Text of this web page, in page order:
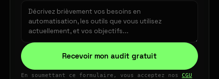
Recevoir mon audit gratuit
En soumettant ce formulaire, vous acceptez nos CGU